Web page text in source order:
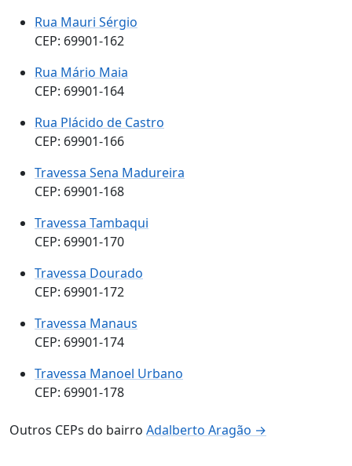
Rua Mauri Sérgio
CEP: 69901-162
Rua Mário Maia
CEP: 69901-164
Rua Plácido de Castro
CEP: 69901-166
Travessa Sena Madureira
CEP: 69901-168
Travessa Tambaqui
CEP: 69901-170
Travessa Dourado
CEP: 69901-172
Travessa Manaus
CEP: 69901-174
Travessa Manoel Urbano
CEP: 69901-178
Outros CEPs do bairro Adalberto Aragão →